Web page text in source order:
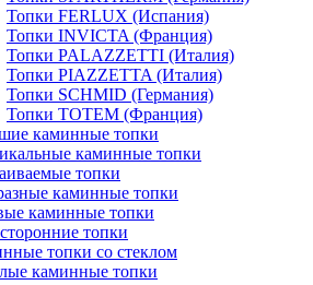
Топки FERLUX (Испания)
Топки INVICTA (Франция)
Топки PALAZZETTI (Италия)
Топки PIAZZETTA (Италия)
Топки SCHMID (Германия)
Топки TOTEM (Франция)
каминные топки
каминные топки
топки
каминные топки
каминные топки
топки
топки со стеклом
каминные топки